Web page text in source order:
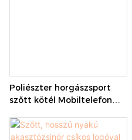
Poliészter horgászsport
szőtt kötél Mobiltelefon